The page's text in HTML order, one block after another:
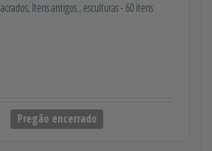
Itens antigos , esculturas - 60 itens
Pregão encerrado